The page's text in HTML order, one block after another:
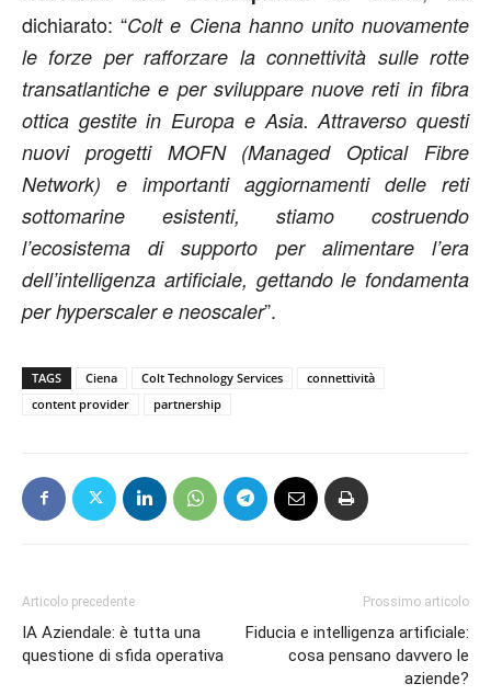
dichiarato: “Colt e Ciena hanno unito nuovamente
le forze per rafforzare la connettività sulle rotte
transatlantiche e per sviluppare nuove reti in fibra
ottica gestite in Europa e Asia. Attraverso questi
nuovi progetti MOFN (Managed Optical Fibre
Network) e importanti aggiornamenti delle reti
sottomarine esistenti, stiamo costruendo
l’ecosistema di supporto per alimentare l’era
dell’intelligenza artificiale, gettando le fondamenta
per hyperscaler e neoscaler”.
TAGS Ciena Colt Technology Services
connettività
content provider
partnership
Articolo precedente
IA Aziendale: è tutta una
questione di sfida operativa
Prossimo articolo
Fiducia e intelligenza artificiale:
cosa pensano davvero le
aziende?